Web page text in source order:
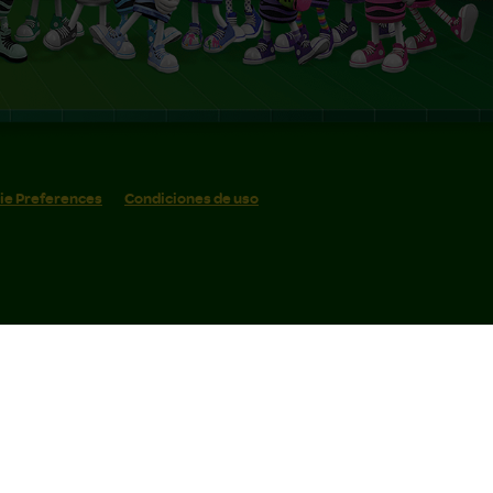
Preferences Condiciones de uso